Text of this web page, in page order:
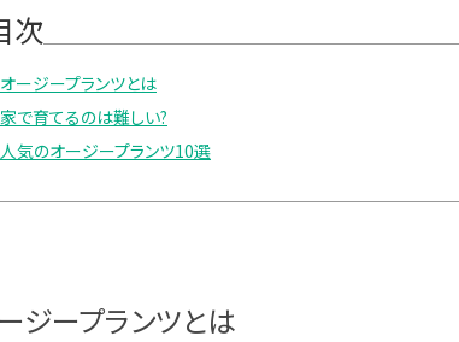
次
オージープランツとは
家で育てるのは難しい?
人気のオージープランツ10選
ジープランツとは